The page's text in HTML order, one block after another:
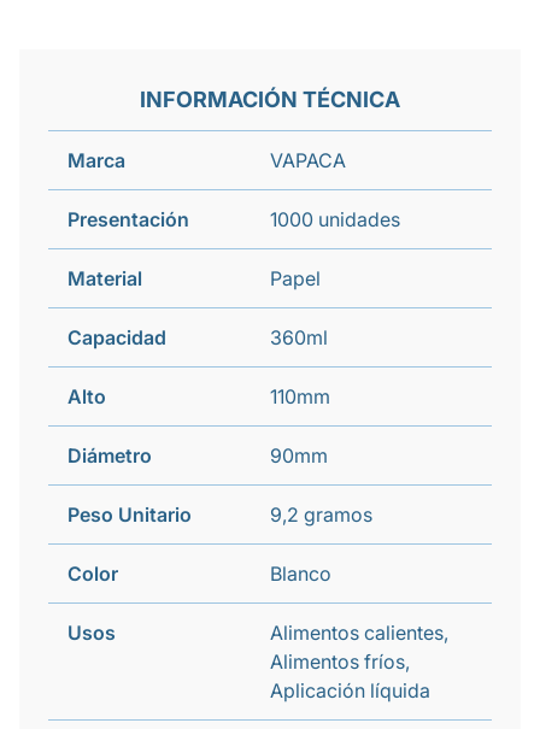
INFORMACIÓN TÉCNICA
Marca VAPACA
Presentación 1000 unidades
Material Papel
Capacidad 360ml
Alto 110mm
Diámetro 90mm
Peso Unitario 9,2 gramos
Color Blanco
Usos
Alimentos calientes,
Alimentos fríos,
Aplicación líquida